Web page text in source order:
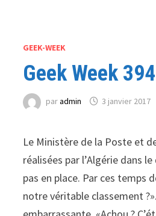
GEEK-WEEK
Geek Week
paradmin 3 janvier 2017
Le Ministère de la Poste et
réalisées par l’Algérie dans
pas en place. Par ces temps
notre véritable classement